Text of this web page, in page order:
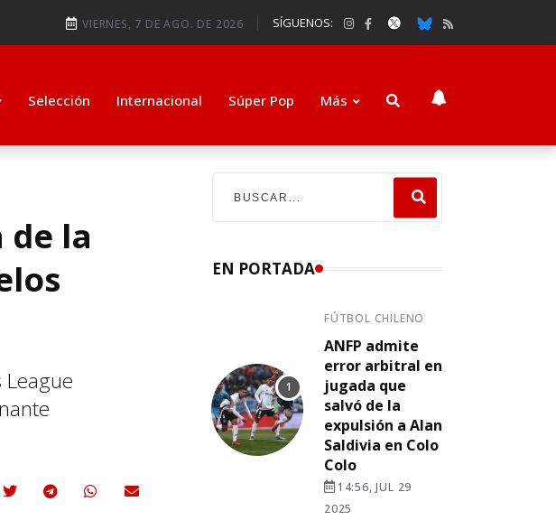
VIERNES, 7 DE AGO. DE 2026 SÍGUENOS:
Selección Internacional Súper Pop Más
la
EN PORTADA
FÚTBOL CHILENO
ANFP admite
error arbitral en
jugada que
salvó de la
expulsión a Alan
Saldivia en Colo
Colo
14:56, JUL 29
2025